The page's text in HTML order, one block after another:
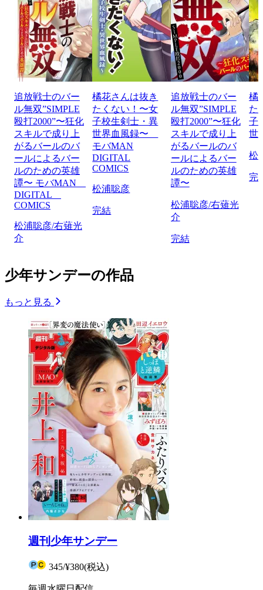
追放戦士のバー
ル無双”SIMPLE
殴打2000”〜狂化
スキルで成り上
がるバールのバ
ールによるバー
ルのための英雄
譚〜 モバMAN
DIGITAL
COMICS
松浦聡彦/右薙光
介
橘花さんは抜き
たくない！〜女
子校生剣士・異
世界血風録〜
モバMAN
DIGITAL
COMICS
松浦聡彦
完結
追放戦士のバー
ル無双”SIMPLE
殴打2000”〜狂化
スキルで成り上
がるバールのバ
ールによるバー
ルのための英雄
譚〜
松浦聡彦/右薙光
介
完結
橘
た
子
世
松
完
少年サンデーの作品
もっと見る
週刊少年サンデー
345/¥380(税込)